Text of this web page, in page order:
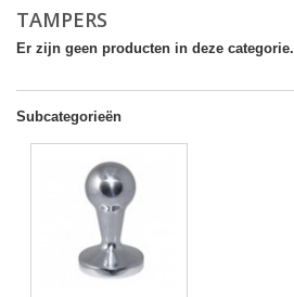
TAMPERS
Er zijn geen producten in deze categorie.
Subcategorieën